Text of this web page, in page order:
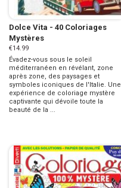
Dolce Vita - 40 Coloriages
Mystères
€14.99
Évadez-vous sous le soleil
méditerranéen en révélant, zone
après zone, des paysages et
symboles iconiques de l'Italie. Une
expérience de coloriage mystère
captivante qui dévoile toute la
beauté de la ...